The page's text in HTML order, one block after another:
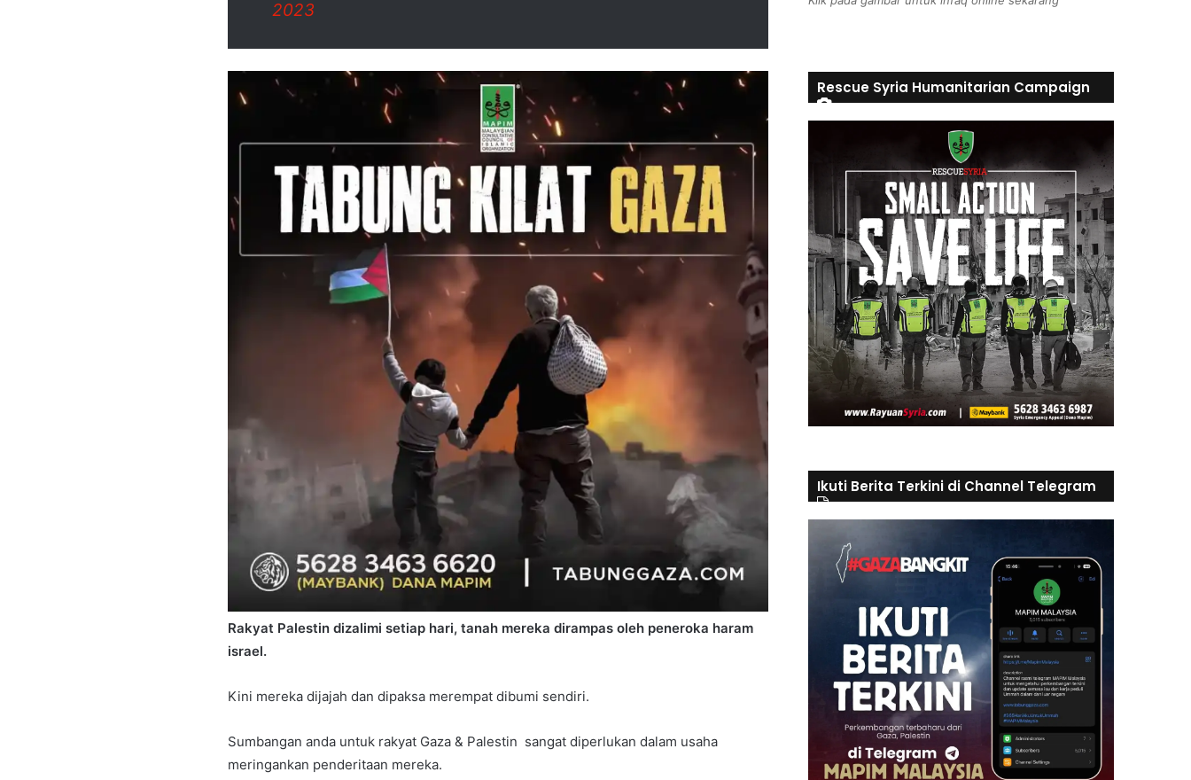
2023
Rakyat Palestin dizalimi setiap hari, tanah mereka dirampas oleh peneroka haram
israel.
Kini mereka dijajah dan dipaksa merempat dibumi sendiri.
Sumbangan anda untuk rakyat Gaza & Palestin sangat diperlukan dalam usaha
meringankan penderitaan mereka.
Rescue Syria Humanitarian Campaign
Ikuti Berita Terkini di Channel Telegram